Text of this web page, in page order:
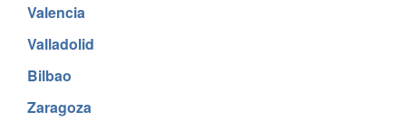
Valencia
Valladolid
Bilbao
Zaragoza